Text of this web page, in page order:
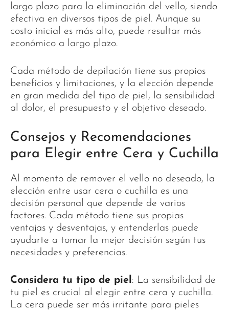
largo plazo para la eliminación del vello, siendo
efectiva en diversos tipos de piel. Aunque su
costo inicial es más alto, puede resultar más
económico a largo plazo.
Cada método de depilación tiene sus propios
beneficios y limitaciones, y la elección depende
en gran medida del tipo de piel, la sensibilidad
al dolor, el presupuesto y el objetivo deseado.
Consejos y Recomendaciones
para Elegir entre Cera y Cuchilla
Al momento de remover el vello no deseado, la
elección entre usar cera o cuchilla es una
decisión personal que depende de varios
factores. Cada método tiene sus propias
ventajas y desventajas, y entenderlas puede
ayudarte a tomar la mejor decisión según tus
necesidades y preferencias.
Considera tu tipo de piel : La sensibilidad de
tu piel es crucial al elegir entre cera y cuchilla.
La cera puede ser más irritante para pieles